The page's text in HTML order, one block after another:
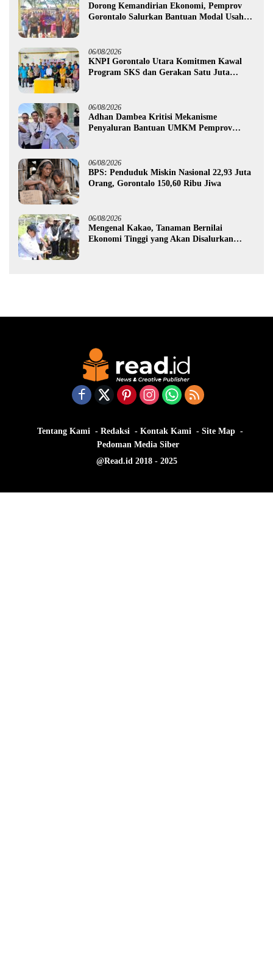
Dorong Kemandirian Ekonomi, Pemprov
Gorontalo Salurkan Bantuan Modal Usaha
06/08/2026
KNPI Gorontalo Utara Komitmen Kawal
Program SKS dan Gerakan Satu Juta
06/08/2026
Adhan Dambea Kritisi Mekanisme
Penyaluran Bantuan UMKM Pemprov
06/08/2026
BPS: Penduduk Miskin Nasional 22,93 Juta
Orang, Gorontalo 150,60 Ribu Jiwa
06/08/2026
Mengenal Kakao, Tanaman Bernilai
Ekonomi Tinggi yang Akan Disalurkan
Tentang Kami Redaksi Kontak Kami
Site Map
Pedoman Media Siber
@Read.id 2018 - 2025